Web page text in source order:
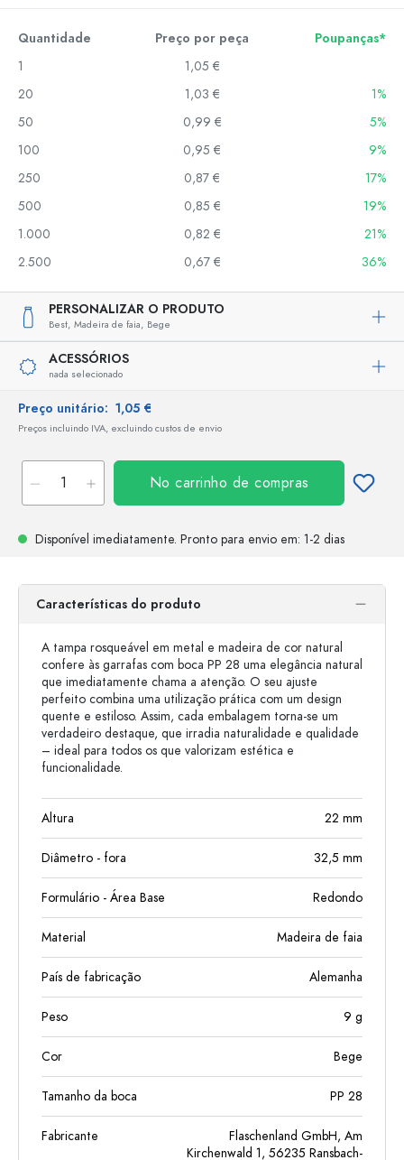
Quantidade Preço por peça
Poupanças*
1
1,05 €
20
1,03 €
1%
50
0,99 €
5%
100
0,95 €
9%
250
0,87 €
17%
500
0,85 €
19%
1.000
0,82 €
21%
2.500
0,67 € 36%
PERSONALIZAR O PRODUTO
Best, Madeira de faia, Bege
ACESSÓRIOS
nada selecionado
Preço unitário: 1,05 €
Preços incluindo IVA, excluindo custos de envio
No carrinho de compras
Disponível imediatamente. Pronto para envio em: 1-2 dias
Características do produto
A tampa rosqueável em metal e madeira de cor natural
confere às garrafas com boca PP 28 uma elegância natural
que imediatamente chama a atenção. O seu ajuste
perfeito combina uma utilização prática com um design
quente e estiloso. Assim, cada embalagem torna-se um
verdadeiro destaque, que irradia naturalidade e qualidade
– ideal para todos os que valorizam estética e
funcionalidade.
Altura 22 mm
Diâmetro - fora 32,5 mm
Formulário - Área Base Redondo
Material Madeira de faia
País de fabricação Alemanha
Peso 9 g
Cor Bege
Tamanho da boca PP 28
Fabricante
Flaschenland GmbH, Am
Kirchenwald 1, 56235 Ransbach-